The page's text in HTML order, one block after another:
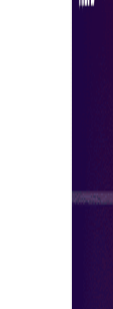
het
bedrijven zich
en sterkere